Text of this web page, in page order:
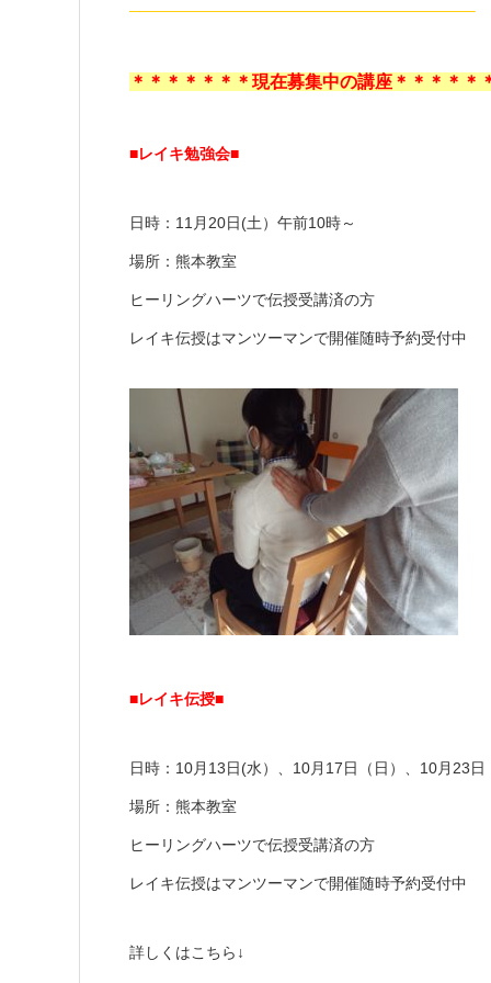
——————————————————————–
＊＊＊＊＊＊＊現在募集中の講座＊＊＊＊＊
■レイキ勉強会■
日時：11月20日(土）午前10時～
場所：熊本教室
ヒーリングハーツで伝授受講済の方
レイキ伝授はマンツーマンで開催随時予約受付中
■レイキ伝授■
日時：10月13日(水）、10月17日（日）、10月23日
場所：熊本教室
ヒーリングハーツで伝授受講済の方
レイキ伝授はマンツーマンで開催随時予約受付中
詳しくはこちら↓